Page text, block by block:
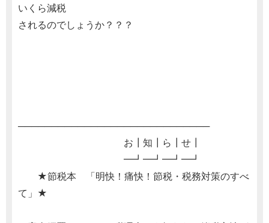
いくら減税
されるのでしょうか？？？
─────────────────────────────
お┃知┃ら┃せ┃
━┛━┛━┛━┛
★節税本 「明快！痛快！節税・税務対策のすべ
て」★